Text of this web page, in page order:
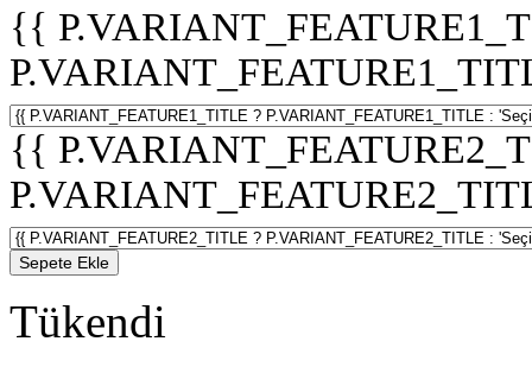
{{
{{
Sepete Ekle
Tükendi